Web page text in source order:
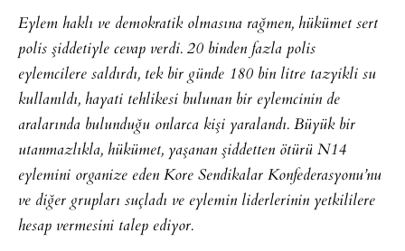
Eylem haklı ve demokratik olmasına rağmen, hükümet sert
polis şiddetiyle cevap verdi. 20 binden fazla polis
eylemcilere saldırdı, tek bir günde 180 bin litre tazyikli su
kullanıldı, hayati tehlikesi bulunan bir eylemcinin de
aralarında bulunduğu onlarca kişi yaralandı. Büyük bir
utanmazlıkla, hükümet, yaşanan şiddetten ötürü N14
eylemini organize eden Kore Sendikalar Konfederasyonu’nu
ve diğer grupları suçladı ve eylemin liderlerinin yetkililere
hesap vermesini talep ediyor.